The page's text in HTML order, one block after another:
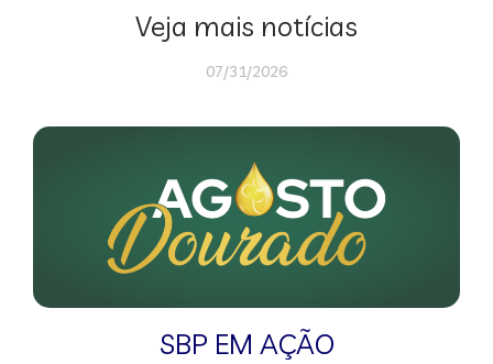
Veja mais notícias
07/31/2026
SBP EM AÇÃO